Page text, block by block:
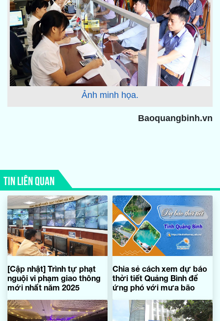
Ảnh minh họa.
Baoquangbinh.vn
TIN LIÊN QUAN
[Cập nhật] Trình tự phạt
nguội vi phạm giao thông
mới nhất năm 2025
Chia sẻ cách xem dự báo
thời tiết Quảng Bình để
ứng phó với mưa bão